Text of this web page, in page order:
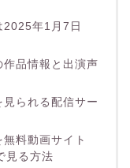
2025年1月7日
品情報と出演声
られる配信サー
料動画サイト
見る方法